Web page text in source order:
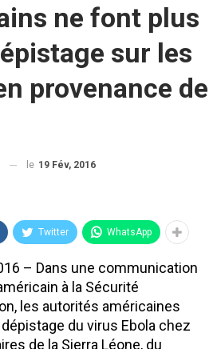
ne font plus
sur les
provenance de
le 19 Fév, 2016
Twitter WhatsApp
– Dans une communication
à la Sécurité
les autorités américaines
du virus Ebola chez
de la Sierra Léone, du